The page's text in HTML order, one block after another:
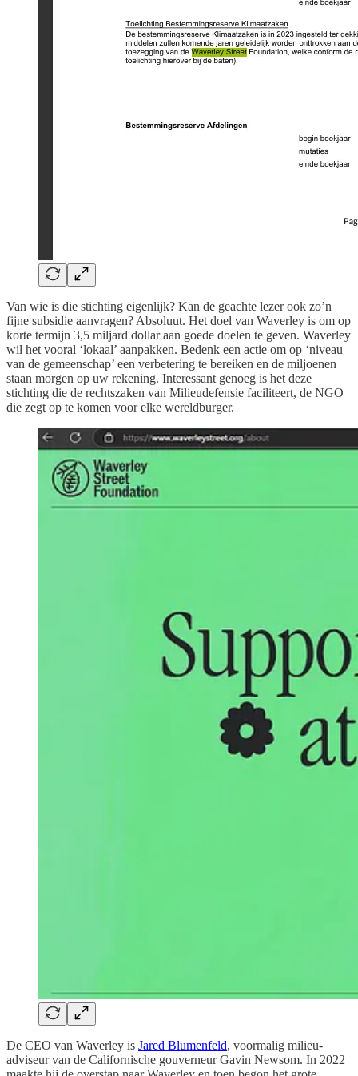
Van wie is die stichting eigenlijk? Kan de geachte lezer ook zo’n
fijne subsidie aanvragen? Absoluut. Het doel van Waverley is om op
korte termijn 3,5 miljard dollar aan goede doelen te geven. Waverley
wil het vooral ‘lokaal’ aanpakken. Bedenk een actie om op ‘niveau
van de gemeenschap’ een verbetering te bereiken en de miljoenen
staan morgen op uw rekening. Interessant genoeg is het deze
stichting die de rechtszaken van Milieudefensie faciliteert, de NGO
die zegt op te komen voor elke wereldburger.
De CEO van Waverley is Jared Blumenfeld, voormalig milieu-
adviseur van de Californische gouverneur Gavin Newsom. In 2022